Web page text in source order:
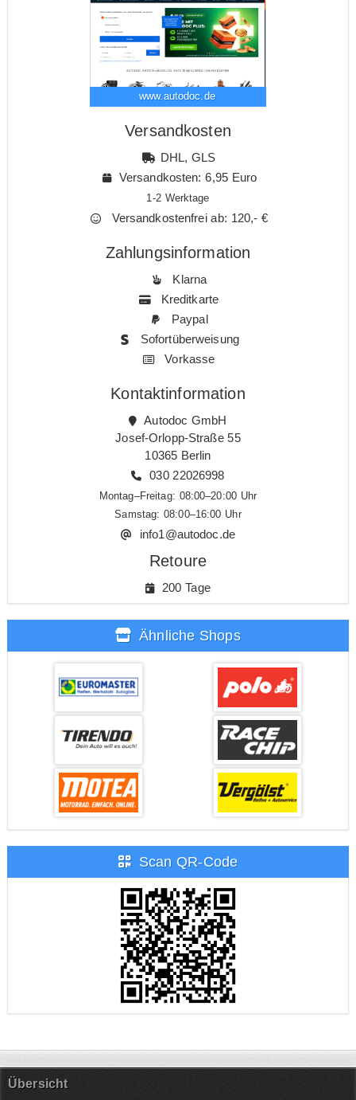
www.autodoc.de
Versandkosten
DHL, GLS
Versandkosten: 6,95 Euro
1-2 Werktage
Versandkostenfrei ab: 120,- €
Zahlungsinformation
Klarna
Kreditkarte
Paypal
Sofortüberweisung
Vorkasse
Kontaktinformation
Autodoc GmbH
Josef-Orlopp-Straße 55
10365 Berlin
030 22026998
Montag–Freitag: 08:00–20:00 Uhr
Samstag: 08:00–16:00 Uhr
info1@autodoc.de
Retoure
200 Tage
Ähnliche Shops
Scan QR-Code
Übersicht